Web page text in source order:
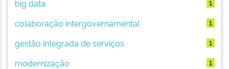
big data
1
colaboração intergovernamental 1
gestão integrada de serviços 1
modernização 1